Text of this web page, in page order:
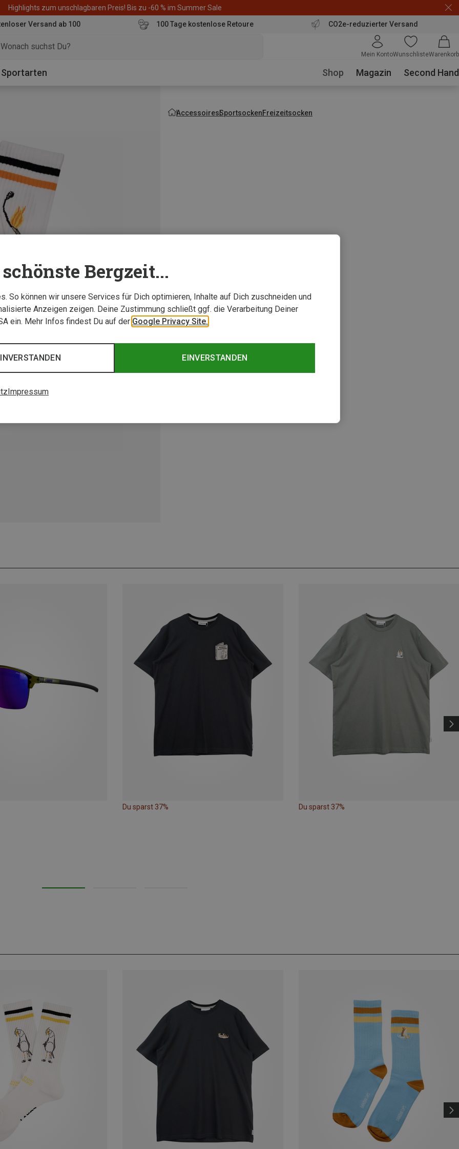
Highlights zum unschlagbaren Preis! Bis zu -60 % im Summer Sale
Versand ab 100
100 Tage kostenlose Retoure CO2e-reduzierter Versand
Mein KontoWunschlisteWarenkorb
Sportarten Shop Magazin Second Hand
AccessoiresSportsockenFreizeitsocken
Du sparst 37% Du sparst 37%
Bergzeit...
So können wir unsere Services für Dich optimieren, Inhalte auf Dich zuschneiden und
Anzeigen zeigen. Deine Zustimmung schließt ggf. die Verarbeitung Deiner
ein. Mehr Infos findest Du auf der Google Privacy Site.
EINVERSTANDEN
Impressum